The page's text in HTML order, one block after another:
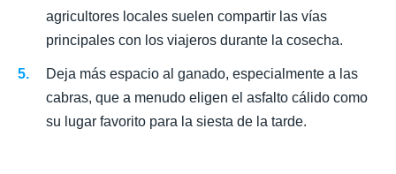
agricultores locales suelen compartir las vías
principales con los viajeros durante la cosecha.
Deja más espacio al ganado, especialmente a las
cabras, que a menudo eligen el asfalto cálido como
su lugar favorito para la siesta de la tarde.